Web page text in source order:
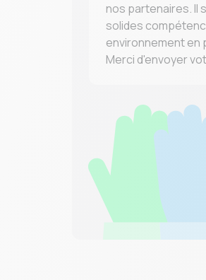
nos partenaires. Il
solides
environnement en
Merci d'envoyer